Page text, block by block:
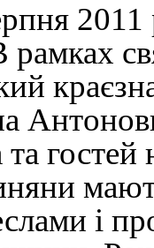
та
і